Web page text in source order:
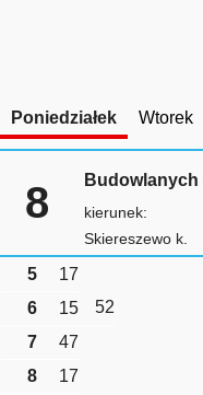
Poniedziałek Wtorek
8 Budowlanych
kierunek:
Skiereszewo k.
5
17
6
15
52
7
47
8
17